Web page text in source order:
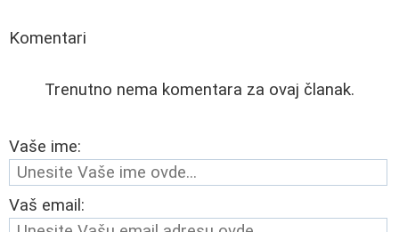
Komentari
Trenutno nema komentara za ovaj članak.
Vaše ime:
Vaš email: